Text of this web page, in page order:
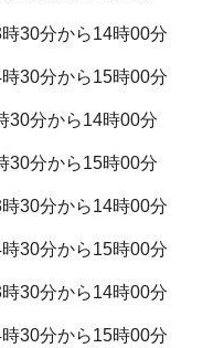
30分から14時00分
30分から15時00分
30分から14時00分
30分から15時00分
30分から14時00分
30分から15時00分
30分から14時00分
30分から15時00分